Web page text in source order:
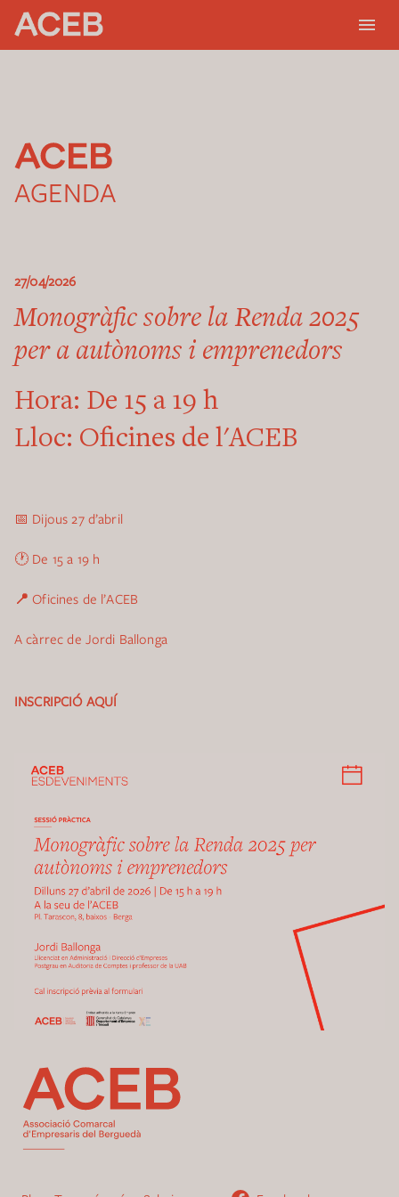
AGENDA
27/04/2026
Monogràfic sobre la Renda 2025
per a autònoms i emprenedors
Hora: De 15 a 19 h
Lloc: Oficines de l'ACEB
📅 Dijous 27 d’abril
🕐 De 15 a 19 h
📍 Oficines de l’ACEB
A càrrec de Jordi Ballonga
INSCRIPCIÓ AQUÍ